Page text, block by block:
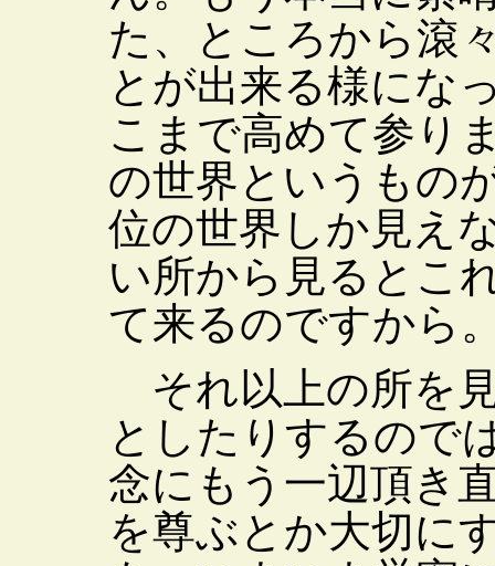
た、ところから滾
とが出来る様にな
こまで高めて参り
の世界というもの
位の世界しか見え
い所から見るとこ
て来るのですから
それ以上の所を
としたりするので
念にもう一辺頂き
を尊ぶとか大切に